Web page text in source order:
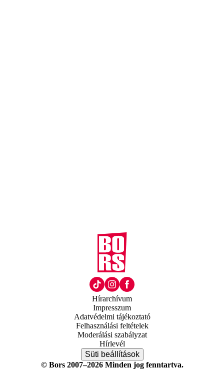
Hírarchívum
Impresszum
Adatvédelmi tájékoztató
Felhasználási feltételek
Moderálási szabályzat
Hírlevél
Süti beállítások
© Bors 2007–2026 Minden jog fenntartva.